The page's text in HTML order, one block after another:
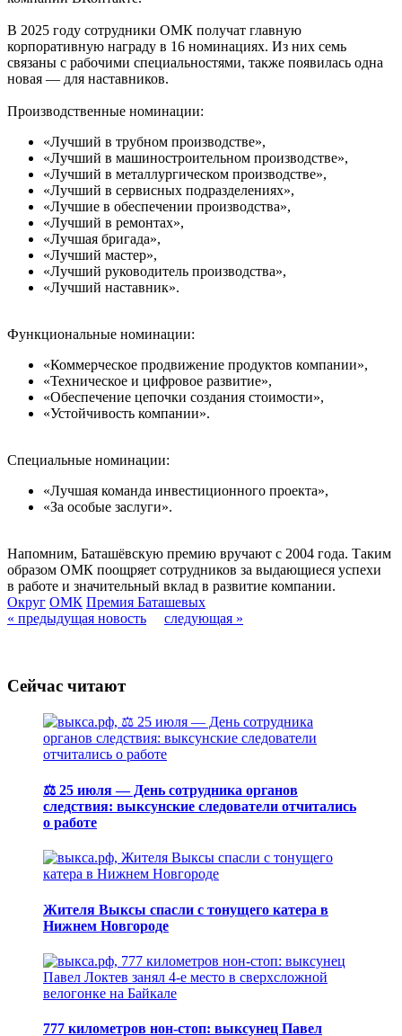
В 2025 году сотрудники ОМК получат главную
корпоративную награду в 16 номинациях. Из них семь
связаны с рабочими специальностями, также появилась одна
новая — для наставников.
Производственные номинации:
«Лучший в трубном производстве»,
«Лучший в машиностроительном производстве»,
«Лучший в металлургическом производстве»,
«Лучший в сервисных подразделениях»,
«Лучшие в обеспечении производства»,
«Лучший в ремонтах»,
«Лучшая бригада»,
«Лучший мастер»,
«Лучший руководитель производства»,
«Лучший наставник».
Функциональные номинации:
«Коммерческое продвижение продуктов компании»,
«Техническое и цифровое развитие»,
«Обеспечение цепочки создания стоимости»,
«Устойчивость компании».
Специальные номинации:
«Лучшая команда инвестиционного проекта»,
«За особые заслуги».
Напомним, Баташёвскую премию вручают с 2004 года. Таким
образом ОМК поощряет сотрудников за выдающиеся успехи
в работе и значительный вклад в развитие компании.
Округ ОМК Премия Баташевых
« предыдущая новость
следующая »
Сейчас читают
⚖️ 25 июля — День сотрудника органов
следствия: выксунские следователи отчитались
о работе
Жителя Выксы спасли с тонущего катера в
Нижнем Новгороде
777 километров нон-стоп: выксунец Павел